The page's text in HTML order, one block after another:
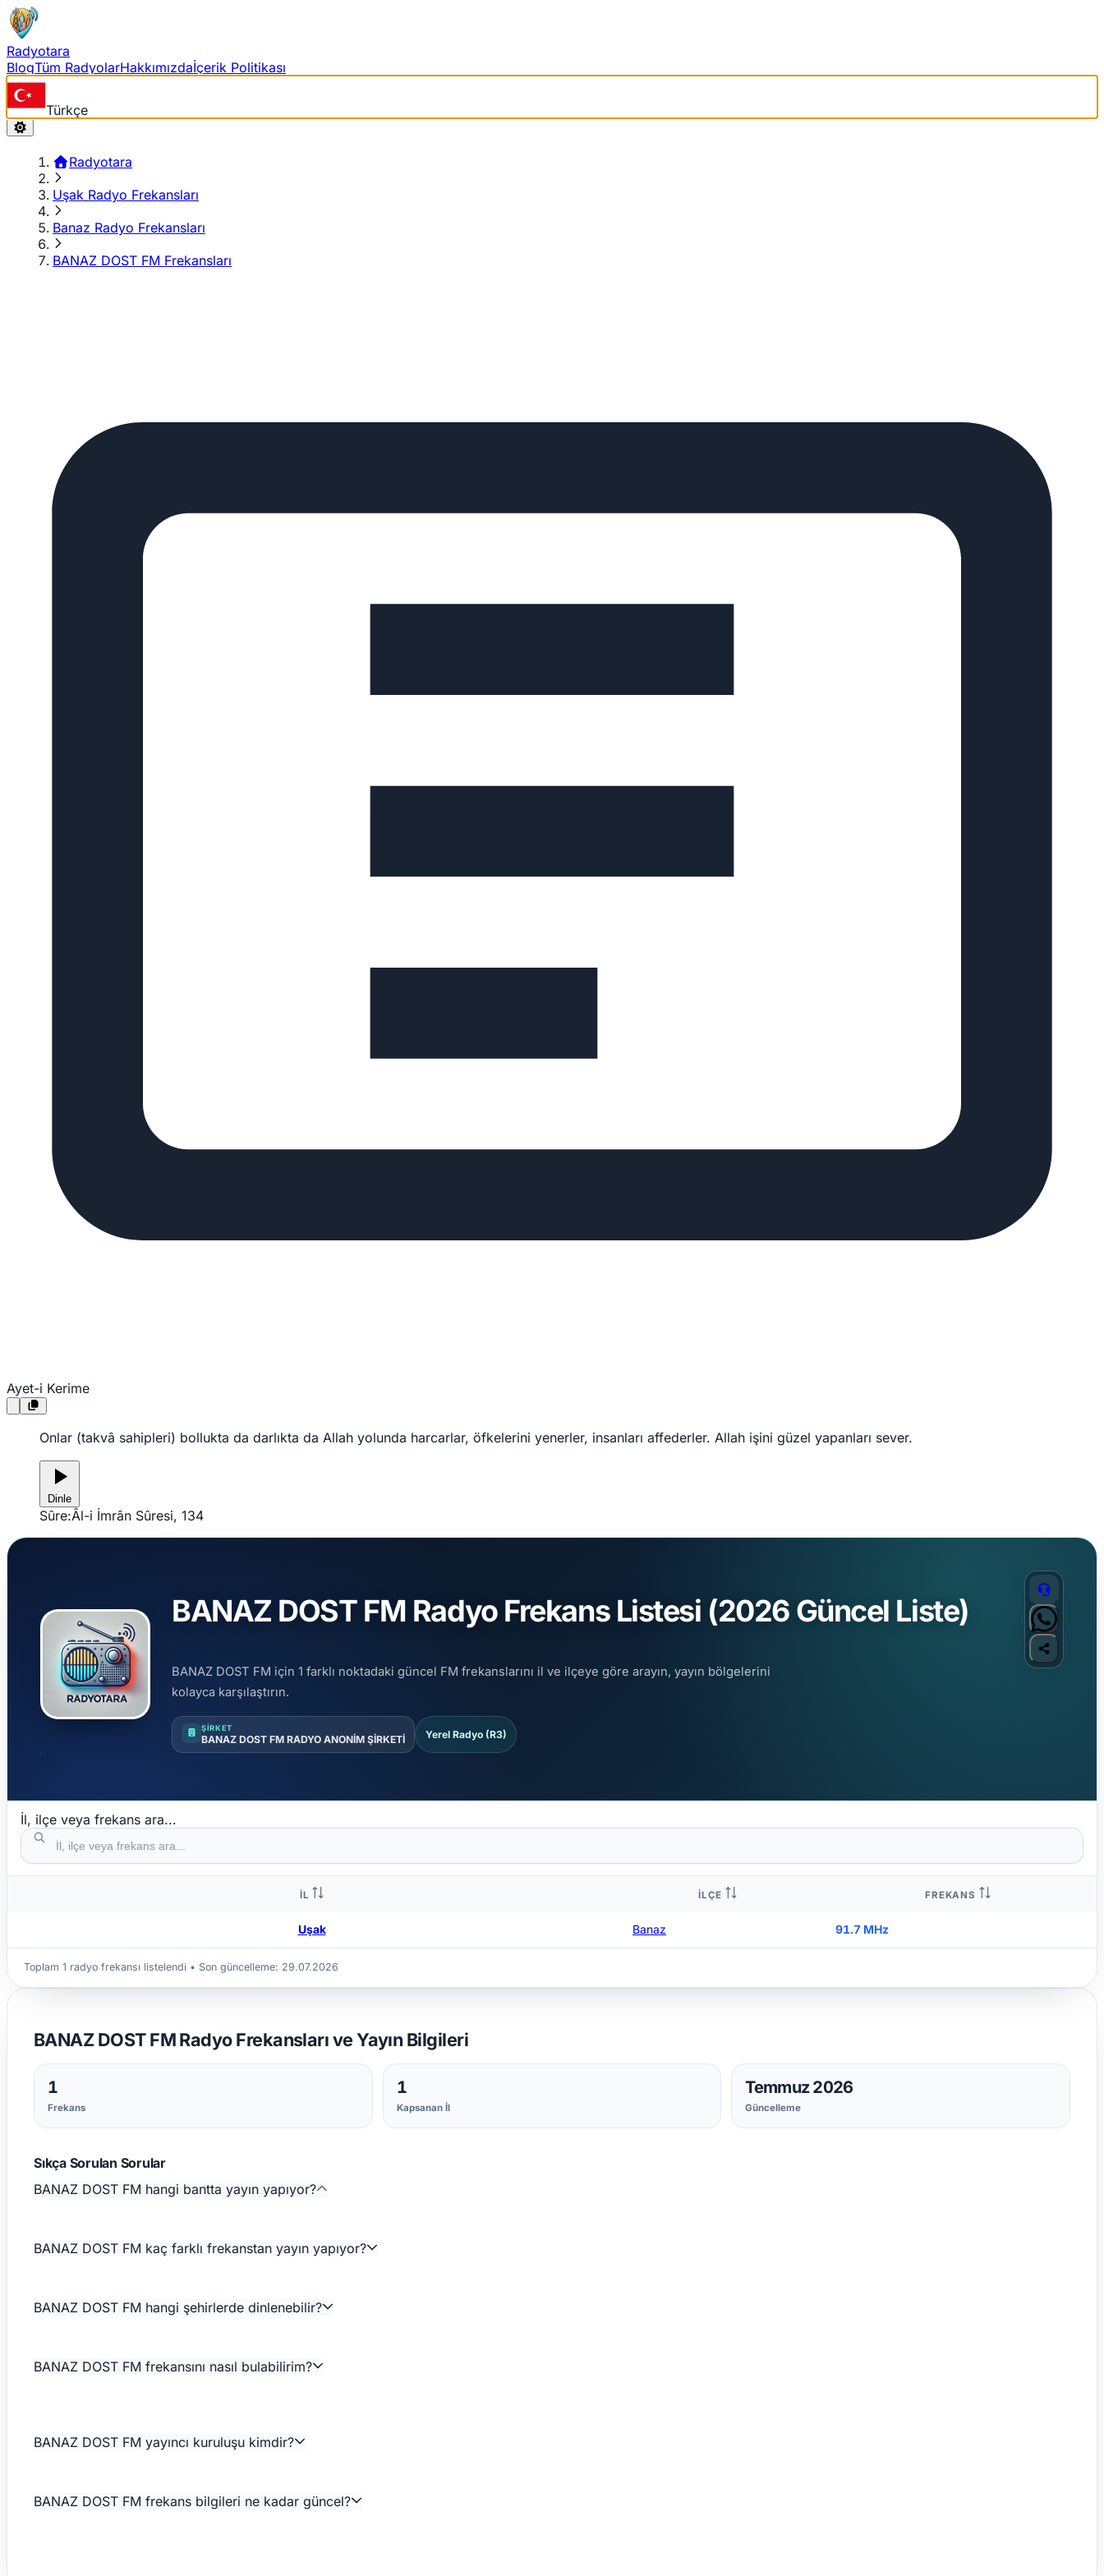
Radyotara
BlogTüm RadyolarHakkımızdaİçerik Politikası
Türkçe
Radyotara
Uşak Radyo Frekansları
Banaz Radyo Frekansları
BANAZ DOST FM Frekansları
Ayet-i Kerime
Onlar (takvâ sahipleri) bollukta da darlıkta da Allah yolunda harcarlar, öfkelerini yenerler, insanları affederler. Allah işini güzel yapanları sever.
Dinle
Sûre:Âl-i İmrân Sûresi, 134
BANAZ DOST FM Radyo Frekans Listesi (2026 Güncel Liste)
BANAZ DOST FM için 1 farklı noktadaki güncel FM frekanslarını il ve ilçeye göre arayın, yayın bölgelerini
kolayca karşılaştırın.
ŞIRKET
BANAZ DOST FM RADYO ANONİM ŞİRKETİ Yerel Radyo (R3)
İl, ilçe veya frekans ara...
İL İLÇE FREKANS
Uşak Banaz 91.7 MHz
Toplam 1 radyo frekansı listelendi • Son güncelleme: 29.07.2026
BANAZ DOST FM Radyo Frekansları ve Yayın Bilgileri
1
Frekans
1
Kapsanan İl
Temmuz 2026
Güncelleme
Sıkça Sorulan Sorular
BANAZ DOST FM hangi bantta yayın yapıyor?
BANAZ DOST FM kaç farklı frekanstan yayın yapıyor?
BANAZ DOST FM hangi şehirlerde dinlenebilir?
BANAZ DOST FM frekansını nasıl bulabilirim?
BANAZ DOST FM yayıncı kuruluşu kimdir?
BANAZ DOST FM frekans bilgileri ne kadar güncel?